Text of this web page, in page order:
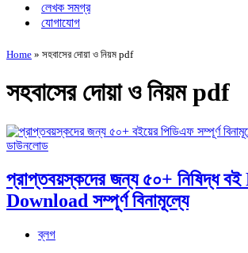
লেখক সমগ্র
যোগাযোগ
Home » সহবাসের দোয়া ও নিয়ম pdf
সহবাসের দোয়া ও নিয়ম pdf
প্রাপ্তবয়স্কদের জন্য ৫০+ নিষিদ্ধ
Download সম্পূর্ণ বিনামূল্যে
ব্লগ